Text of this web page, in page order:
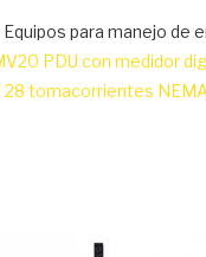
Equipos para manejo de
PDU con medidor
tomacorrientes